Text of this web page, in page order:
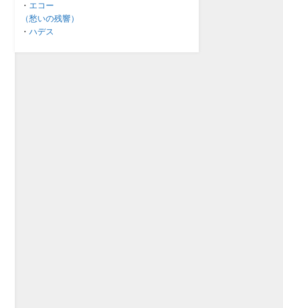
・ エコー
（愁いの残響）
・ ハデス